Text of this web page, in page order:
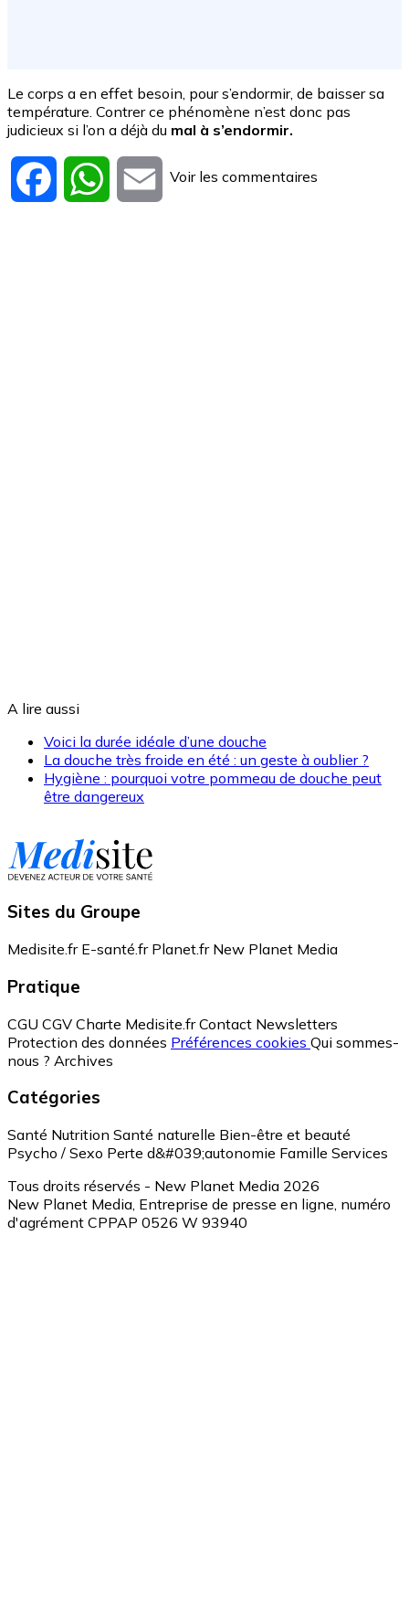
Le corps a en effet besoin, pour s’endormir, de baisser sa
température. Contrer ce phénomène n’est donc pas
judicieux si l’on a déjà du mal à s’endormir.
Facebook WhatsApp
Email
Voir les commentaires
A lire aussi
Voici la durée idéale d’une douche
La douche très froide en été : un geste à oublier ?
Hygiène : pourquoi votre pommeau de douche peut
être dangereux
Sites du Groupe
Medisite.fr E-santé.fr Planet.fr New Planet Media
Pratique
CGU CGV Charte Medisite.fr Contact Newsletters
Protection des données Préférences cookies Qui sommes-
nous ? Archives
Catégories
Santé Nutrition Santé naturelle Bien-être et beauté
Psycho / Sexo Perte d&#039;autonomie Famille Services
Tous droits réservés - New Planet Media 2026
New Planet Media, Entreprise de presse en ligne, numéro
d'agrément CPPAP 0526 W 93940